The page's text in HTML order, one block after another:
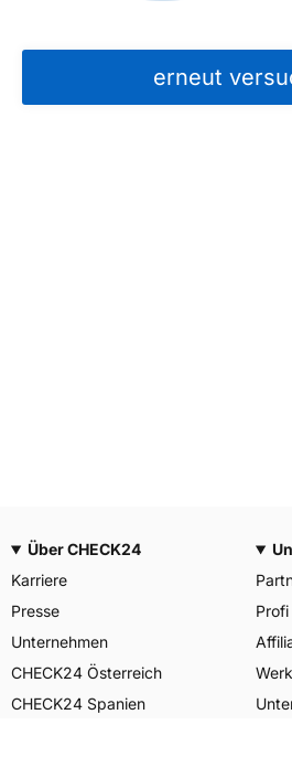
erneut
Über CHECK24
Karriere
Presse
Unternehmen
CHECK24 Österreich
CHECK24 Spanien